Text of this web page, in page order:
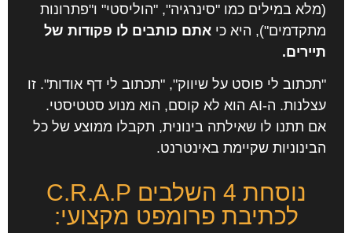
(מלא במילים כמו "סינרגיה", "הוליסטי" ו"פתרונות
מתקדמים"), היא כיאתם כותבים לו פקודות של
תיירים.
"תכתוב לי פוסט על שיווק", "תכתוב לי דף אודות". זו
עצלנות. ה-AI הוא לא קוסם, הוא מנוע סטטיסטי.
אם תתנו לו שאילתה בינונית, תקבלו ממוצע של כל
הבינוניות שקיימת באינטרנט.
נוסחת 4 השלבים C.R.A.P
לכתיבת פרומפט מקצועי: